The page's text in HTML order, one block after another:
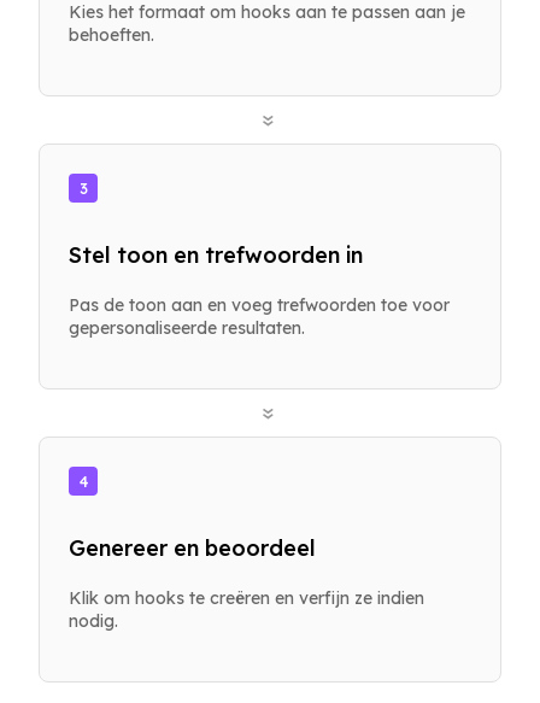
Kies het formaat om hooks aan te passen aan je
behoeften.
»
3
Stel toon en trefwoorden in
Pas de toon aan en voeg trefwoorden toe voor
gepersonaliseerde resultaten.
»
4
Genereer en beoordeel
Klik om hooks te creëren en verfijn ze indien
nodig.